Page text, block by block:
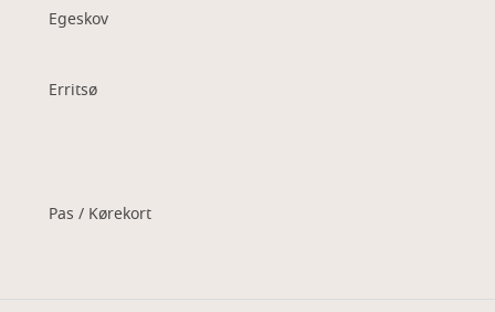
Egeskov
Erritsø
Pas / Kørekort